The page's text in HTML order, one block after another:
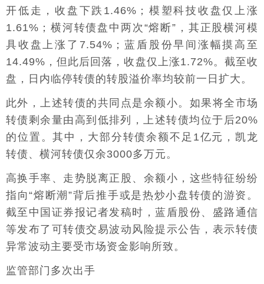
开低走，收盘下跌1.46%；模塑科技收盘仅上涨
1.61%；横河转债盘中两次“熔断”，其正股横河模
具收盘上涨了7.54%；蓝盾股份早间涨幅摸高至
14.49%，但此后回落，收盘仅上涨1.72%。截至收
盘，日内临停转债的转股溢价率均较前一日扩大。
此外，上述转债的共同点是余额小。如果将全市场
转债剩余量由高到低排列，上述转债均位于后20%
的位置。其中，大部分转债余额不足1亿元，凯龙
转债、横河转债仅余3000多万元。
高换手率、走势脱离正股、余额小，这些特征纷纷
指向“熔断潮”背后推手或是热炒小盘转债的游资。
截至中国证券报记者发稿时，蓝盾股份、盛路通信
等发布了可转债交易波动风险提示公告，表示转债
异常波动主要受市场资金影响所致。
监管部门多次出手